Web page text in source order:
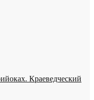
Краеведческий